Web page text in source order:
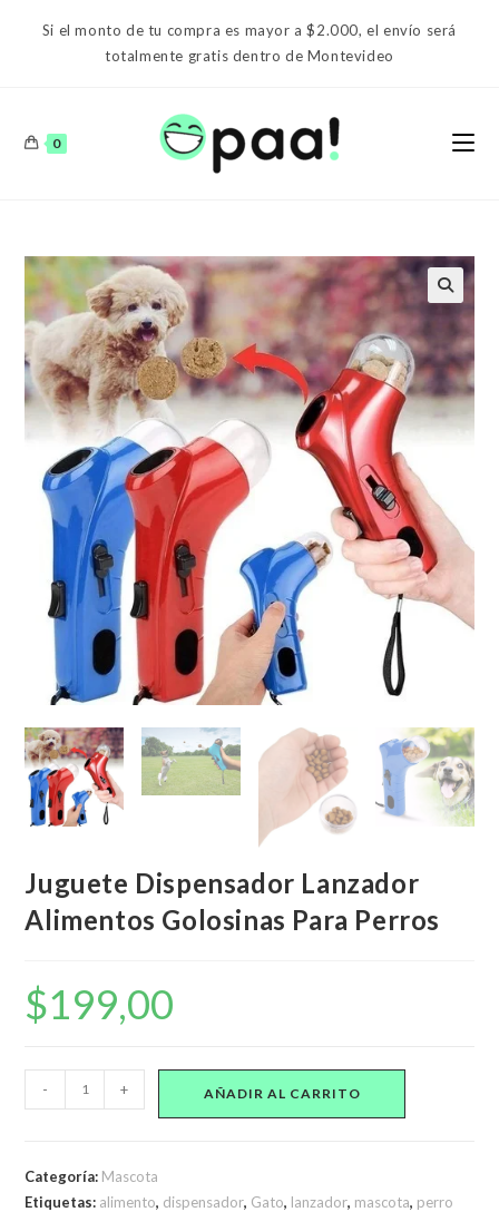
Si el monto de tu compra es mayor a $2.000, el envío será
totalmente gratis dentro de Montevideo
0
Juguete Dispensador Lanzador
Alimentos Golosinas Para Perros
$199,00
Dispensador
Golosinas
- + AÑADIR AL CARRITO
Categoría: Mascota
Etiquetas: alimento, dispensador, Gato, lanzador, mascota, perro